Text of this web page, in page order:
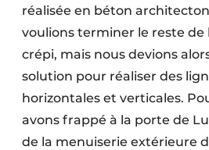
réalisée en béton
voulions terminer le reste de
crépi, mais nous devions
solution pour réaliser des
horizontales et verticales.
avons frappé à la porte de
de la menuiserie extérieure